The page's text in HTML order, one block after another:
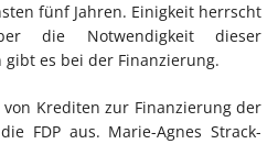
fünf Jahren. Einigkeit herrscht
die Notwendigkeit dieser
es bei der Finanzierung.
Krediten zur Finanzierung der
FDP aus. Marie-Agnes Strack-